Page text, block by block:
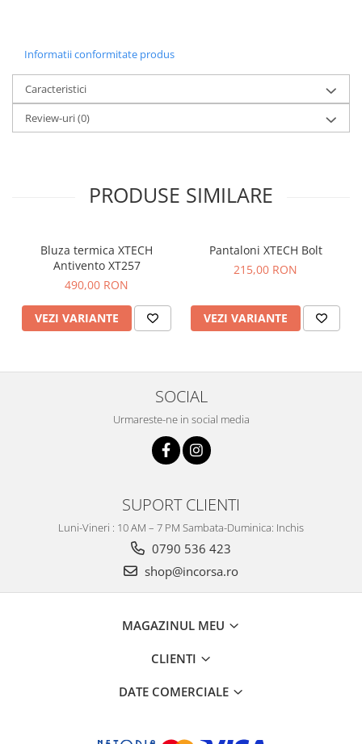
Informatii conformitate produs
Caracteristici
Review-uri(0)
PRODUSE SIMILARE
Bluza termica XTECH
Antivento XT257
490,00 RON
VEZI VARIANTE
Pantaloni XTECH Bolt
215,00 RON
VEZI VARIANTE
SOCIAL
Urmareste-ne in social media
SUPORT CLIENTI
Luni-Vineri : 10 AM – 7 PM Sambata-Duminica: Inchis
0790 536 423
shop@incorsa.ro
MAGAZINUL MEU
CLIENTI
DATE COMERCIALE